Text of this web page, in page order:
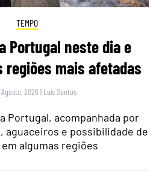
TEMPO
Portugal neste dia e
regiões mais afetadas
2026 | Luís Santos
Portugal, acompanhada por
aguaceiros e possibilidade de
algumas regiões